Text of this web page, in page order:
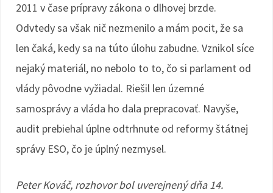
2011 v čase prípravy zákona o dlhovej brzde.
Odvtedy sa však nič nezmenilo a mám pocit, že sa
len čaká, kedy sa na túto úlohu zabudne. Vznikol síce
nejaký materiál, no nebolo to to, čo si parlament od
vlády pôvodne vyžiadal. Riešil len územné
samosprávy a vláda ho dala prepracovať. Navyše,
audit prebiehal úplne odtrhnute od reformy štátnej
správy ESO, čo je úplný nezmysel.
Peter Kováč, rozhovor bol uverejnený dňa 14.